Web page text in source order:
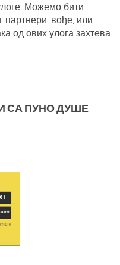
Можемо бити
вође, или
од ових улога захтева
СА ПУНО ДУШЕ